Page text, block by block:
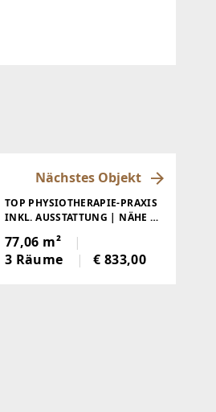
Nächstes Objekt
TOP PHYSIOTHERAPIE-PRAXIS
INKL. AUSSTATTUNG | NÄHE U3
77,06 m²
3 Räume
€ 833,00